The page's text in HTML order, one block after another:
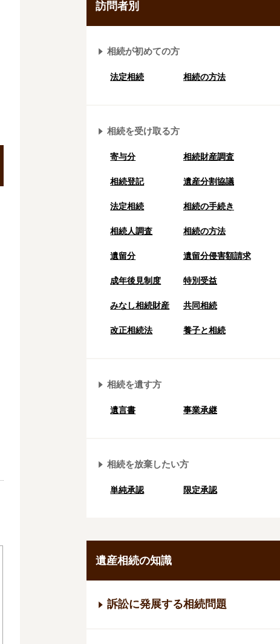
訪問者別
相続が初めての方
法定相続 相続の方法
相続を受け取る方
寄与分 相続財産調査
相続登記 遺産分割協議
法定相続 相続の⼿続き
相続人調査 相続の方法
遺留分 遺留分侵害額請求
成年後⾒制度 特別受益
みなし相続財産 共同相続
改正相続法 養子と相続
相続を遺す方
遺言書 事業承継
相続を放棄したい方
単純承認 限定承認
遺産相続の知識
訴訟に発展する相続問題